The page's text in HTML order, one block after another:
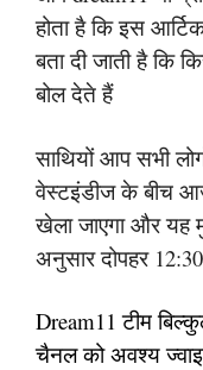
होता है कि इस
बता दी जाती है कि
बोल देते हैं
साथियों आप सभी
वेस्टइंडीज के बीच
खेला जाएगा और यह
अनुसार दोपहर
Dream11 टीम
चैनल को अवश्य